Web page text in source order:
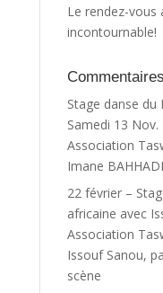
Le rendez-vous
incontournable!
Stage danse du
Samedi 13
Association
Imane BAHHADI
22 février –
africaine avec
Association
Issouf Sanou,
scène